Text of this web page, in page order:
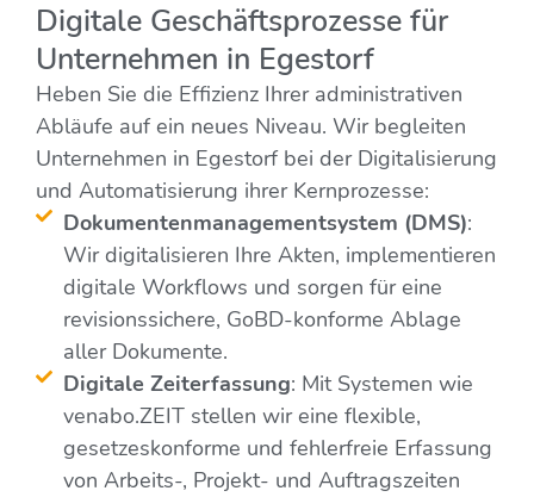
Digitale Geschäftsprozesse für
Unternehmen in Egestorf
Heben Sie die Effizienz Ihrer administrativen
Abläufe auf ein neues Niveau. Wir begleiten
Unternehmen in Egestorf bei der Digitalisierung
und Automatisierung ihrer Kernprozesse:
Dokumentenmanagementsystem (DMS):
Wir digitalisieren Ihre Akten, implementieren
digitale Workflows und sorgen für eine
revisionssichere, GoBD-konforme Ablage
aller Dokumente.
Digitale Zeiterfassung: Mit Systemen wie
venabo.ZEIT stellen wir eine flexible,
gesetzeskonforme und fehlerfreie Erfassung
von Arbeits-, Projekt- und Auftragszeiten